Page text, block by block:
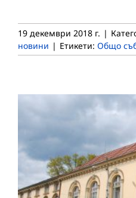
19 декември 2018 г. |
новини | Етикети: Общо